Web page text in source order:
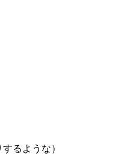
るような）